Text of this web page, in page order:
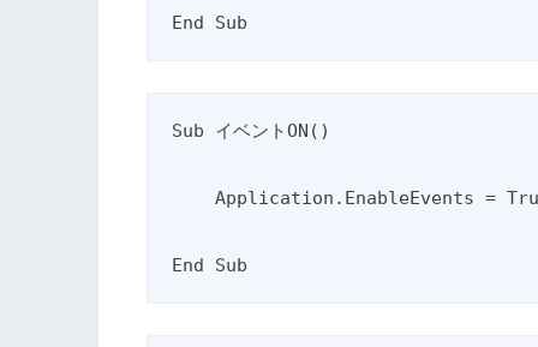
Sub イベントON()
    Application.EnableEvents = True
End Sub